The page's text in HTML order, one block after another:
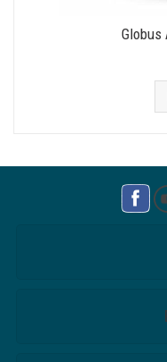
Globus